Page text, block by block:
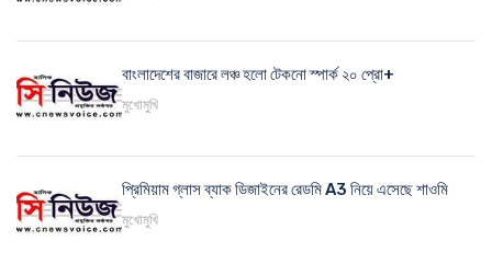
বাংলাদেশের বাজারে লঞ্চ হলো টেকনো স্পার্ক ২০ প্রো+
মুখোমুখি
প্রিমিয়াম গ্লাস ব্যাক ডিজাইনের রেডমি A3 নিয়ে এসেছে শাওমি
মুখোমুখি